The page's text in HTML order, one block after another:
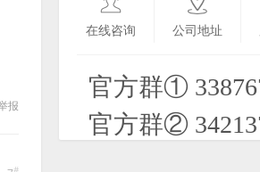
【WP8.x】软媒威.兔WP工具
ruanmei weitu 1.3.2.0
WP8+的动态锁屏软件和它
2025-02-08
在线咨询 公司地址
官方群①
官方群②
报
#